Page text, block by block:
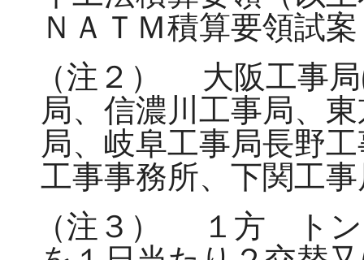
ＮＡＴＭ積算要領試
（注２）
大阪工事局
局、信濃川工事局、
局、岐阜工事局長野
工事事務所、下関工
（注３）
１方 トン